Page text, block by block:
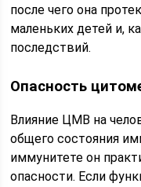
после чего она
маленьких детей и,
последствий.
Опасность
Влияние ЦМВ на
общего состояния
иммунитете он
опасности. Если